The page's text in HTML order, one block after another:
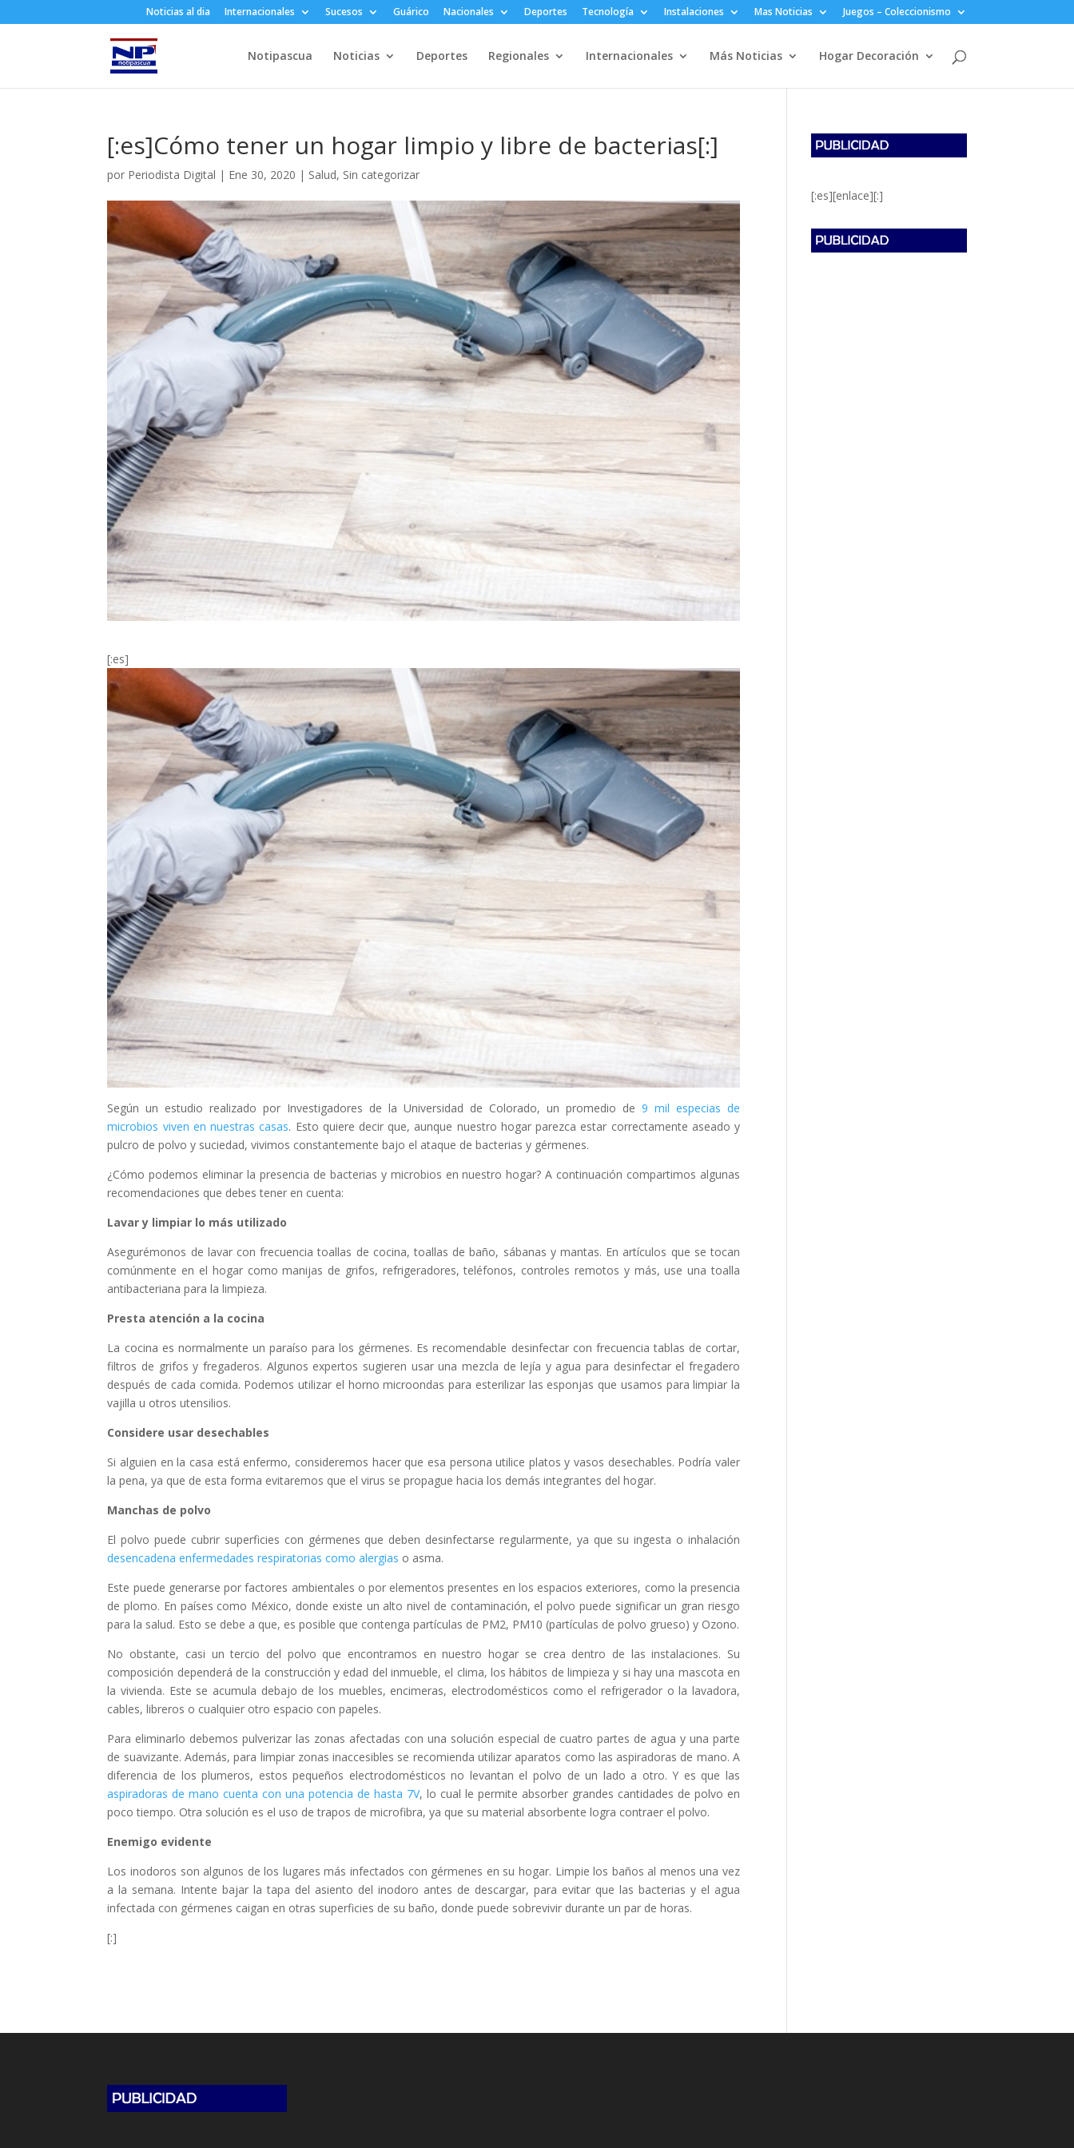
Noticias al dia Internacionales Sucesos Guárico Nacionales Deportes Tecnología Instalaciones Mas Noticias Juegos – Coleccionismo
Notipascua Noticias Deportes Regionales Internacionales Más Noticias Hogar Decoración
[:es]Cómo tener un hogar limpio y libre de bacterias[:]
por Periodista Digital | Ene 30, 2020 | Salud, Sin categorizar
[:es]
Según un estudio realizado por Investigadores de la Universidad de Colorado, un promedio de9 mil especias de
microbios viven en nuestras casas. Esto quiere decir que, aunque nuestro hogar parezca estar correctamente aseado y
pulcro de polvo y suciedad, vivimos constantemente bajo el ataque de bacterias y gérmenes.
¿Cómo podemos eliminar la presencia de bacterias y microbios en nuestro hogar? A continuación compartimos algunas
recomendaciones que debes tener en cuenta:
Lavar y limpiar lo más utilizado
Asegurémonos de lavar con frecuencia toallas de cocina, toallas de baño, sábanas y mantas. En artículos que se tocan
comúnmente en el hogar como manijas de grifos, refrigeradores, teléfonos, controles remotos y más, use una toalla
antibacteriana para la limpieza.
Presta atención a la cocina
La cocina es normalmente un paraíso para los gérmenes. Es recomendable desinfectar con frecuencia tablas de cortar,
filtros de grifos y fregaderos. Algunos expertos sugieren usar una mezcla de lejía y agua para desinfectar el fregadero
después de cada comida. Podemos utilizar el horno microondas para esterilizar las esponjas que usamos para limpiar la
vajilla u otros utensilios.
Considere usar desechables
Si alguien en la casa está enfermo, consideremos hacer que esa persona utilice platos y vasos desechables. Podría valer
la pena, ya que de esta forma evitaremos que el virus se propague hacia los demás integrantes del hogar.
Manchas de polvo
El polvo puede cubrir superficies con gérmenes que deben desinfectarse regularmente, ya que su ingesta o inhalación
desencadena enfermedades respiratorias como alergias o asma.
Este puede generarse por factores ambientales o por elementos presentes en los espacios exteriores, como la presencia
de plomo. En países como México, donde existe un alto nivel de contaminación, el polvo puede significar un gran riesgo
para la salud. Esto se debe a que, es posible que contenga partículas de PM2, PM10 (partículas de polvo grueso) y Ozono.
No obstante, casi un tercio del polvo que encontramos en nuestro hogar se crea dentro de las instalaciones. Su
composición dependerá de la construcción y edad del inmueble, el clima, los hábitos de limpieza y si hay una mascota en
la vivienda. Este se acumula debajo de los muebles, encimeras, electrodomésticos como el refrigerador o la lavadora,
cables, libreros o cualquier otro espacio con papeles.
Para eliminarlo debemos pulverizar las zonas afectadas con una solución especial de cuatro partes de agua y una parte
de suavizante. Además, para limpiar zonas inaccesibles se recomienda utilizar aparatos como las aspiradoras de mano. A
diferencia de los plumeros, estos pequeños electrodomésticos no levantan el polvo de un lado a otro. Y es que las
aspiradoras de mano cuenta con una potencia de hasta 7V, lo cual le permite absorber grandes cantidades de polvo en
poco tiempo. Otra solución es el uso de trapos de microfibra, ya que su material absorbente logra contraer el polvo.
Enemigo evidente
Los inodoros son algunos de los lugares más infectados con gérmenes en su hogar. Limpie los baños al menos una vez
a la semana. Intente bajar la tapa del asiento del inodoro antes de descargar, para evitar que las bacterias y el agua
infectada con gérmenes caigan en otras superficies de su baño, donde puede sobrevivir durante un par de horas.
[:]
[:es][enlace][:]